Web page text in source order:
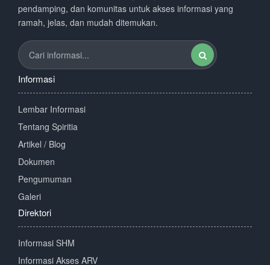
pendamping, dan komunitas untuk akses informasi yang
ramah, jelas, dan mudah ditemukan.
Informasi
Lembar Informasi
Tentang Spiritia
Artikel / Blog
Dokumen
Pengumuman
Galeri
Direktori
Informasi SHM
Informasi Akses ARV